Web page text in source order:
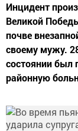
Инцидент
Великой
почве
своему мужу.
состоянии был
районную